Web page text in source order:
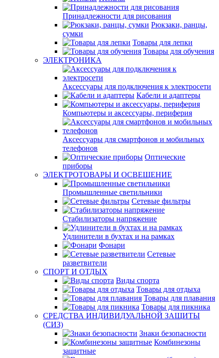
Принадлежности для рисования
Рюкзаки, ранцы,
сумки
Товары для лепки
Товары для обучения
ЭЛЕКТРОНИКА
Аксессуары для подключения к электросети
Кабели и адаптеры
Компьютеры и аксессуары, периферия
Аксессуары для смартфонов и мобильных
телефонов
Оптические
приборы
ЭЛЕКТРОТОВАРЫ И ОСВЕЩЕНИЕ
Промышленные светильники
Сетевые фильтры
Стабилизаторы напряжение
Удлинители в бухтах и на рамках
Фонари
Сетевые
разветвители
СПОРТ И ОТДЫХ
Виды спорта
Товары для отдыха
Товары для плавания
Товары для пикника
СРЕДСТВА ИНДИВИДУАЛЬНОЙ ЗАЩИТЫ
(СИЗ)
Знаки безопасности
Комбинезоны
защитные